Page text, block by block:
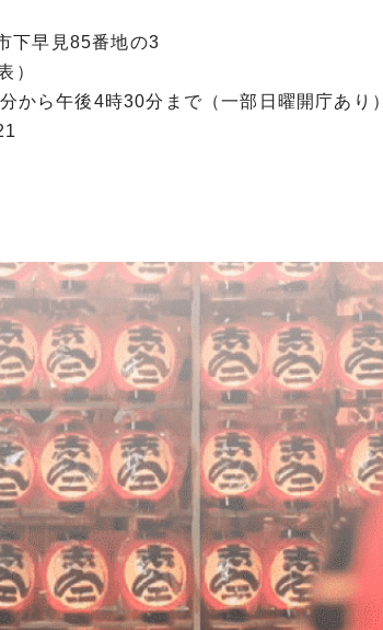
下早見85番地の3
）
から午後4時30分まで（一部日曜開庁あり）